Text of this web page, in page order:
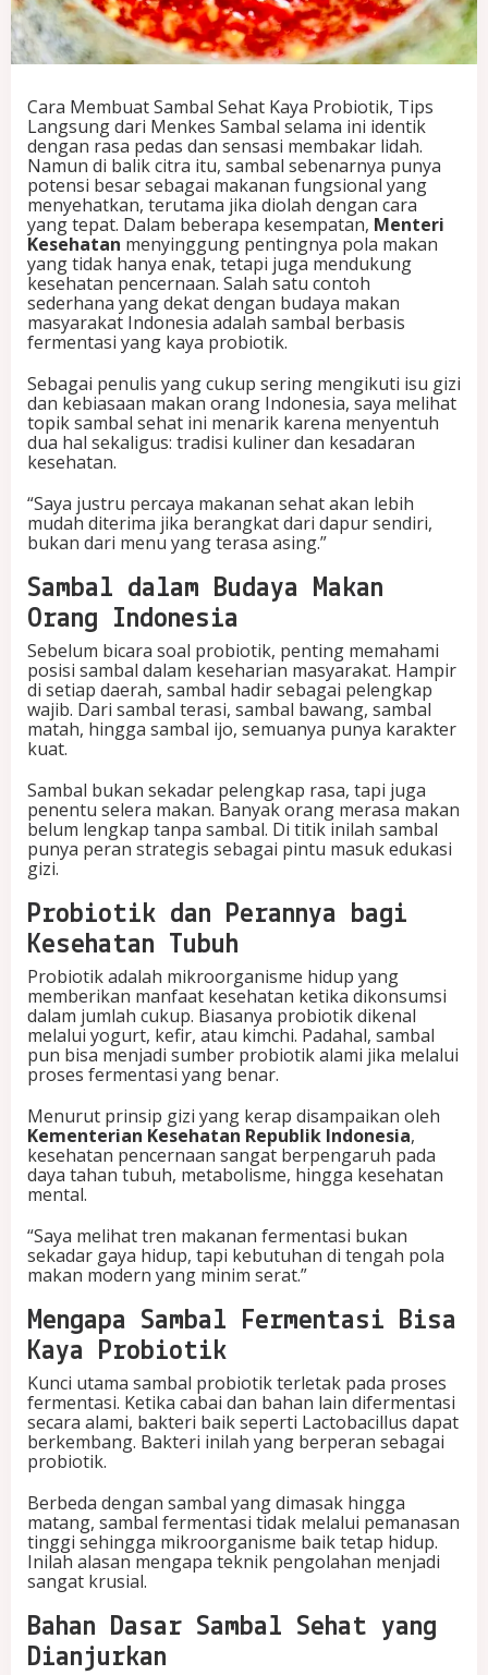
t
K
a
P
r
o
b
i
o
t
i
k
,
T
i
p
L
a
n
g
n
g
d
r
M
e
n
k
e
s
Cara Membuat Sambal Sehat Kaya Probiotik, Tips
Langsung dari Menkes Sambal selama ini identik
dengan rasa pedas dan sensasi membakar lidah.
Namun di balik citra itu, sambal sebenarnya punya
potensi besar sebagai makanan fungsional yang
menyehatkan, terutama jika diolah dengan cara
yang tepat. Dalam beberapa kesempatan, Menteri
Kesehatan menyinggung pentingnya pola makan
yang tidak hanya enak, tetapi juga mendukung
kesehatan pencernaan. Salah satu contoh
sederhana yang dekat dengan budaya makan
masyarakat Indonesia adalah sambal berbasis
fermentasi yang kaya probiotik.
Sebagai penulis yang cukup sering mengikuti isu gizi
dan kebiasaan makan orang Indonesia, saya melihat
topik sambal sehat ini menarik karena menyentuh
dua hal sekaligus: tradisi kuliner dan kesadaran
kesehatan.
“Saya justru percaya makanan sehat akan lebih
mudah diterima jika berangkat dari dapur sendiri,
bukan dari menu yang terasa asing.”
Sambal dalam Budaya Makan
Orang Indonesia
Sebelum bicara soal probiotik, penting memahami
posisi sambal dalam keseharian masyarakat. Hampir
di setiap daerah, sambal hadir sebagai pelengkap
wajib. Dari sambal terasi, sambal bawang, sambal
matah, hingga sambal ijo, semuanya punya karakter
kuat.
Sambal bukan sekadar pelengkap rasa, tapi juga
penentu selera makan. Banyak orang merasa makan
belum lengkap tanpa sambal. Di titik inilah sambal
punya peran strategis sebagai pintu masuk edukasi
gizi.
Probiotik dan Perannya bagi
Kesehatan Tubuh
Probiotik adalah mikroorganisme hidup yang
memberikan manfaat kesehatan ketika dikonsumsi
dalam jumlah cukup. Biasanya probiotik dikenal
melalui yogurt, kefir, atau kimchi. Padahal, sambal
pun bisa menjadi sumber probiotik alami jika melalui
proses fermentasi yang benar.
Menurut prinsip gizi yang kerap disampaikan oleh
Kementerian Kesehatan Republik Indonesia,
kesehatan pencernaan sangat berpengaruh pada
daya tahan tubuh, metabolisme, hingga kesehatan
mental.
“Saya melihat tren makanan fermentasi bukan
sekadar gaya hidup, tapi kebutuhan di tengah pola
makan modern yang minim serat.”
Mengapa Sambal Fermentasi Bisa
Kaya Probiotik
Kunci utama sambal probiotik terletak pada proses
fermentasi. Ketika cabai dan bahan lain difermentasi
secara alami, bakteri baik seperti Lactobacillus dapat
berkembang. Bakteri inilah yang berperan sebagai
probiotik.
Berbeda dengan sambal yang dimasak hingga
matang, sambal fermentasi tidak melalui pemanasan
tinggi sehingga mikroorganisme baik tetap hidup.
Inilah alasan mengapa teknik pengolahan menjadi
sangat krusial.
Bahan Dasar Sambal Sehat yang
Dianjurkan